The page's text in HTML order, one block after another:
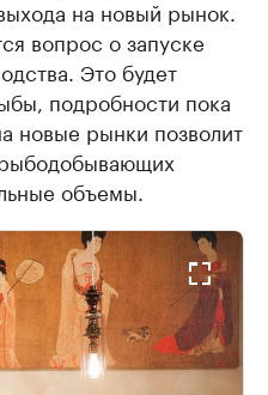
на новый рынок.
вопрос о запуске
Это будет
подробности пока
новые рынки позволит
объемы.